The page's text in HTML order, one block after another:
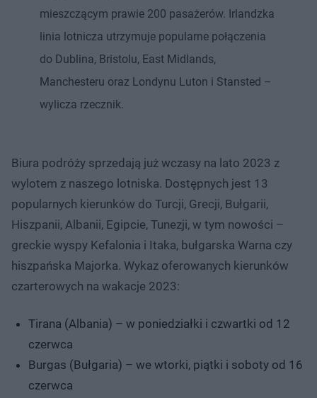
mieszczącym prawie 200 pasażerów. Irlandzka
linia lotnicza utrzymuje popularne połączenia
do Dublina, Bristolu, East Midlands,
Manchesteru oraz Londynu Luton i Stansted –
wylicza rzecznik.
Biura podróży sprzedają już wczasy na lato 2023 z
wylotem z naszego lotniska. Dostępnych jest 13
popularnych kierunków do Turcji, Grecji, Bułgarii,
Hiszpanii, Albanii, Egipcie, Tunezji, w tym nowości –
greckie wyspy Kefalonia i Itaka, bułgarska Warna czy
hiszpańska Majorka. Wykaz oferowanych kierunków
czarterowych na wakacje 2023:
Tirana (Albania) – w poniedziałki i czwartki od 12
czerwca
Burgas (Bułgaria) – we wtorki, piątki i soboty od 16
czerwca